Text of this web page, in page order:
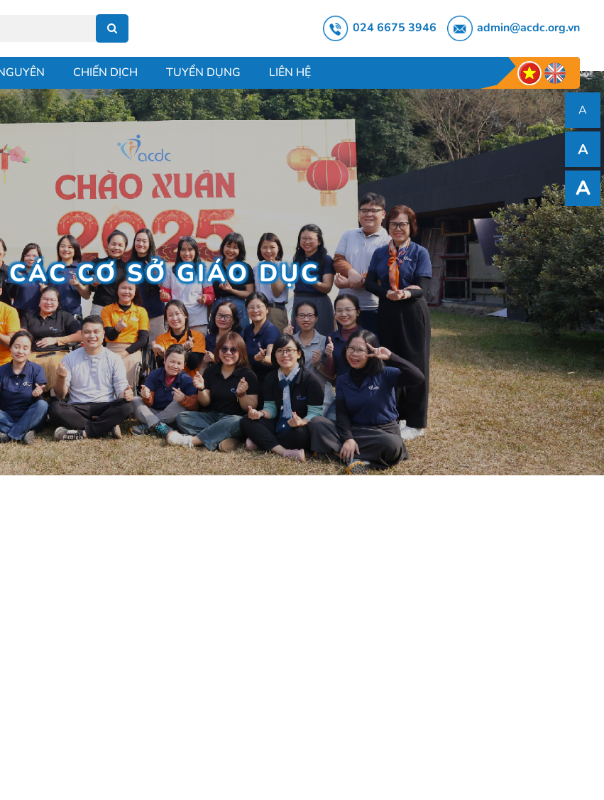
024 6675 3946 admin@acdc.org.vn
CHIẾN DỊCH TUYỂN DỤNG LIÊN HỆ
CÁC CƠ SỞ GIÁO DỤC
A
A
A